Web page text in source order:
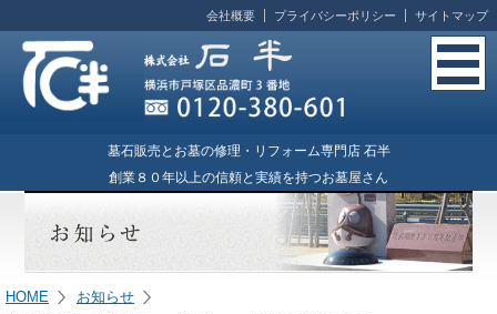
会社概要 プライバシーポリシー サイトマップ
墓石販売とお墓の修理・リフォーム専門店 石半
創業８０年以上の信頼と実績を持つお墓屋さん
HOME
お知らせ